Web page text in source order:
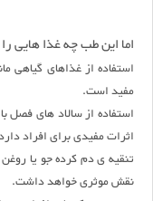
اما این طب چه غذا هایی
استفاده از غذاهای گیاهی
مفید است.
استفاده از سالاد های
اثرات مفیدی برای افراد
تنقیه ی دم کرده جو یا
نقش موثری خواهد داشت.